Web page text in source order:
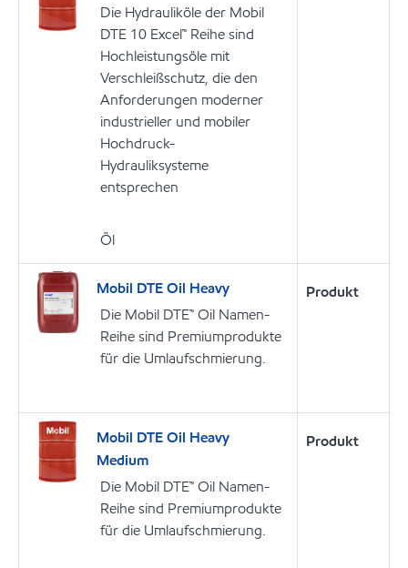
Die Hydrauliköle der Mobil
DTE 10 Excel™ Reihe sind
Hochleistungsöle mit
Verschleißschutz, die den
Anforderungen moderner
industrieller und mobiler
Hochdruck-
Hydrauliksysteme
entsprechen
Öl
Mobil DTE Oil Heavy
Die Mobil DTE™ Oil Namen-
Reihe sind Premiumprodukte
für die Umlaufschmierung.
Produkt
Mobil DTE Oil Heavy
Medium
Die Mobil DTE™ Oil Namen-
Reihe sind Premiumprodukte
für die Umlaufschmierung.
Produkt